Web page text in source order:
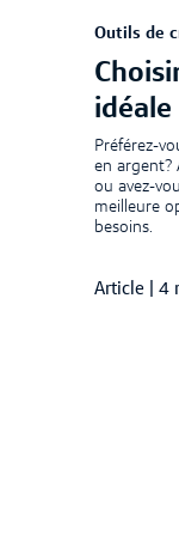
Outils de
idéale
Préférez-
en argent?
ou avez-
meilleure
besoins.
Article 4